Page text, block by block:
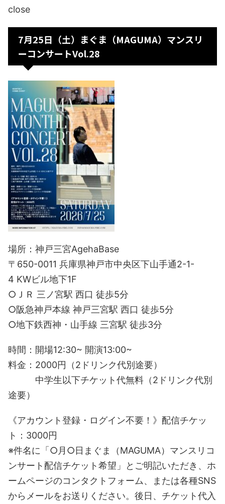
close
7月25日（土）まぐま（MAGUMA）マンスリ
ーコンサートVol.28
場所：神戸三宮AgehaBase
〒650-0011 兵庫県神戸市中央区下山手通2-1-
4 KWビル地下1F
○ＪＲ 三ノ宮駅 西口 徒歩5分
○阪急神戸本線 神戸三宮駅 西口 徒歩5分
○地下鉄西神・山手線 三宮駅 徒歩3分
時間：開場12:30~ 開演13:00~
料金：2000円（2ドリンク代別途要）
中学生以下チケット代無料（2ドリンク代別
途要）
《アカウント登録・ログイン不要！》配信チケッ
ト：3000円
※件名に「○月○日まぐま（MAGUMA）マンスリコ
ンサート配信チケット希望」とご明記いただき、ホ
ームページのコンタクトフォーム、または各種SNS
からメールをお送りください。後日、チケット代入